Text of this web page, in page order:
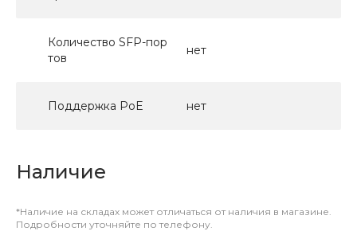
Количество SFP-пор
тов
нет
Поддержка PoE нет
Наличие
*Наличие на складах может отличаться от наличия в магазине.
Подробности уточняйте по телефону.